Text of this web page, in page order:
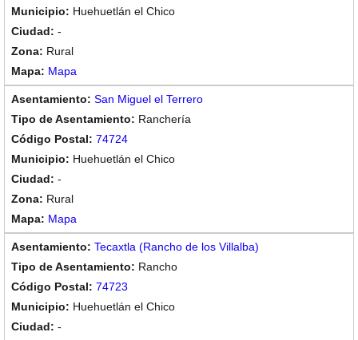
Huehuetlán el Chico
-
Rural
Mapa
San Miguel el Terrero
Ranchería
74724
Huehuetlán el Chico
-
Rural
Mapa
Tecaxtla (Rancho de los Villalba)
Rancho
74723
Huehuetlán el Chico
-